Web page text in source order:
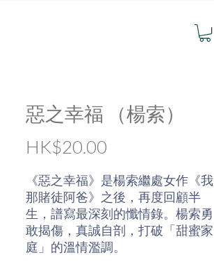
惡之幸福 （楊索）
HK$20.00
《惡之幸福》是楊索繼處女作《我
那賭徒阿爸》之後，再度回顧半
生，譜寫最深刻的懺情錄。楊索勇
敢揭傷，真誠自剖，打破「甜蜜家
庭」的溫情濫調。